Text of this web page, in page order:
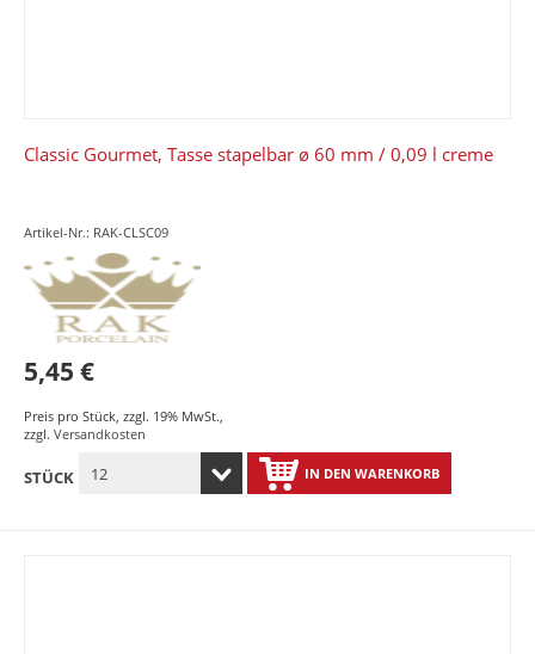
Classic Gourmet, Tasse stapelbar ø 60 mm / 0,09 l creme
Artikel-Nr.: RAK-CLSC09
5,45 €
Preis pro Stück, zzgl. 19% MwSt.,
zzgl. Versandkosten
STÜCK IN DEN WARENKORB